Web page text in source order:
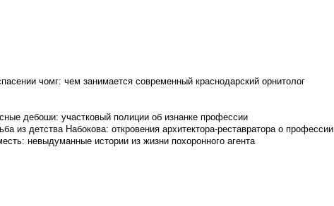
чомг: чем занимается современный краснодарский орнитолог
дебоши: участковый полиции об изнанке профессии
из детства Набокова: откровения архитектора-реставратора о профессии
невыдуманные истории из жизни похоронного агента